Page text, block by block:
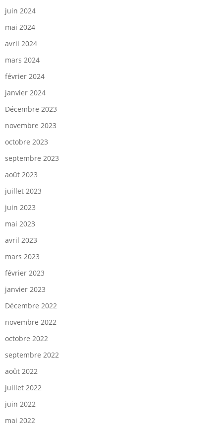
juin 2024
mai 2024
avril 2024
mars 2024
février 2024
janvier 2024
Décembre 2023
novembre 2023
octobre 2023
septembre 2023
août 2023
juillet 2023
juin 2023
mai 2023
avril 2023
mars 2023
février 2023
janvier 2023
Décembre 2022
novembre 2022
octobre 2022
septembre 2022
août 2022
juillet 2022
juin 2022
mai 2022